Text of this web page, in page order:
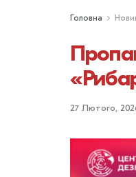
Головна
27 Лютого,